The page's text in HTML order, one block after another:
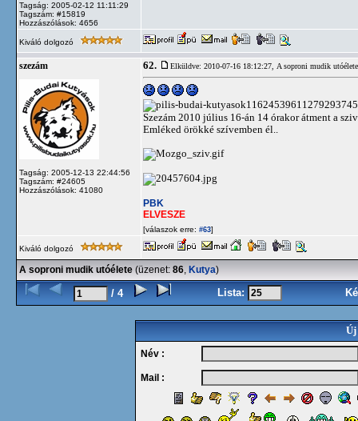
Tagság: 2005-02-12 11:11:29
Tagszám: #15819
Hozzászólások: 4656
Kiváló dolgozó
szezám
Tagság: 2005-12-13 22:44:56
Tagszám: #24605
Hozzászólások: 41080
62. Elküldve: 2010-07-16 18:12:27, A soproni mudik utóélete
Szezám 2010 július 16-án 14 órakor átment a
Emléked örökké szívemben él..
PBK
ELVESZE
[válaszok erre: #63]
Kiváló dolgozó
A soproni mudik utóélete (üzenet: 86, Kutya)
/ 4 Lista:
Új
Név :
Mail :